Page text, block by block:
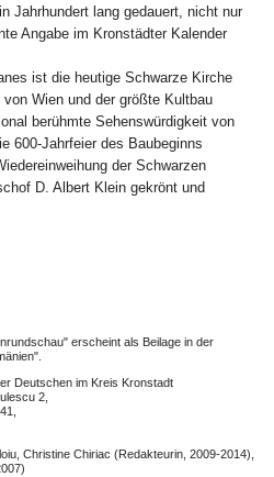
Jahrhundert lang gedauert, nicht nur
Angabe im Kronstädter Kalender
ist die heutige Schwarze Kirche
Wien und der größte Kultbau
berühmte Sehenswürdigkeit von
600-Jahrfeier des Baubeginns
der Schwarzen
D. Albert Klein gekrönt und
erscheint als Beilage in der
Deutschen im Kreis Kronstadt
2,
Christine Chiriac (Redakteurin, 2009-2014),